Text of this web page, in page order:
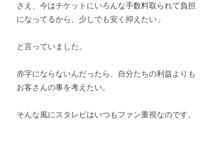
さえ、今はチケットにいろんな手数料取られて負担
になってるから、少しでも安く抑えたい」
と言っていました。
赤字にならないんだったら、自分たちの利益よりも
お客さんの事を考えたい。
そんな風にスタレビはいつもファン重視なのです。